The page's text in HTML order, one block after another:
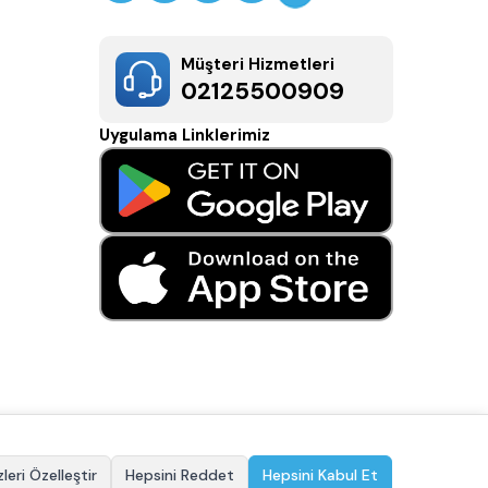
Müşteri Hizmetleri
02125500909
Uygulama Linklerimiz
Özelleştir Hepsini Reddet Hepsini Kabul Et